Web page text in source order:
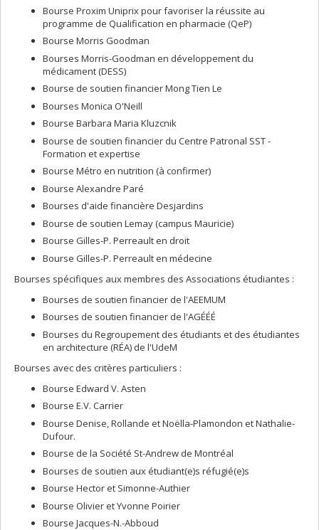
Bourse Proxim Uniprix pour favoriser la réussite au
programme de Qualification en pharmacie (QeP)
Bourse Morris Goodman
Bourses Morris-Goodman en développement du
médicament (DESS)
Bourse de soutien financier Mong Tien Le
Bourses Monica O'Neill
Bourse Barbara Maria Kluzcnik
Bourse de soutien financier du Centre Patronal SST -
Formation et expertise
Bourse Métro en nutrition (à confirmer)
Bourse Alexandre Paré
Bourses d'aide financière Desjardins
Bourse de soutien Lemay (campus Mauricie)
Bourse Gilles-P. Perreault en droit
Bourse Gilles-P. Perreault en médecine
Bourses spécifiques aux membres des Associations étudiantes :
Bourses de soutien financier de l'AEEMUM
Bourses de soutien financier de l'AGÉÉÉ
Bourses du Regroupement des étudiants et des étudiantes
en architecture (RÉA) de l'UdeM
Bourses avec des critères particuliers :
Bourse Edward V. Asten
Bourse E.V. Carrier
Bourse Denise, Rollande et Noëlla-Plamondon et Nathalie-
Dufour.
Bourse de la Société St-Andrew de Montréal
Bourses de soutien aux étudiant(e)s réfugié(e)s
Bourse Hector et Simonne-Authier
Bourse Olivier et Yvonne Poirier
Bourse Jacques-N.-Abboud